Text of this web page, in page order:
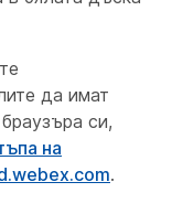
да имат
си,
на
.